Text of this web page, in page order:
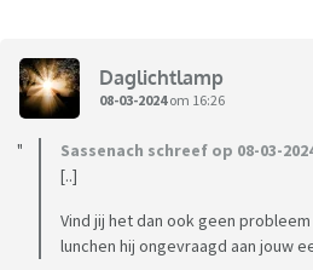
Daglichtlamp
08-03-2024om 16:26
Sassenach schreef op 08-03-
[..]
Vind jij het dan ook geen
lunchen hij ongevraagd aan jouw